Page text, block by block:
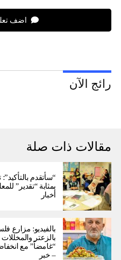
اضف
رائج الآن
مقالات ذات صلة
“سأتقدم
بمثابة “تقدير”
أخبار
بالفيديو: مزارع
بالزعتر
“غامضاً” ​​مع
– خبر